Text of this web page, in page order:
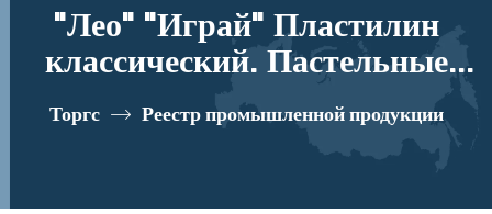
"Лео" "Играй" Пластилин
классический. Пастельные
цвета LPMCP-0106 72 г ( в
картонной упаковке ) 6 цв.
Торгс Реестр промышленной продукции